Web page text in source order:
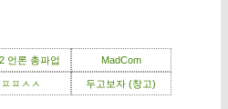
언론 총파업 MadCom
ㅍㅍㅅㅅ 두고보자 (창고)